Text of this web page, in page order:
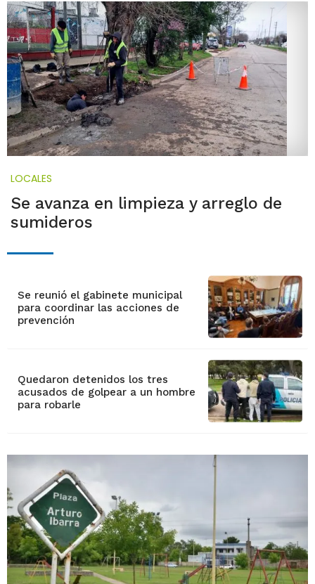
LOCALES
Se avanza en limpieza y arreglo de
sumideros
Se reunió el gabinete municipal
para coordinar las acciones de
prevención
Quedaron detenidos los tres
acusados de golpear a un hombre
para robarle